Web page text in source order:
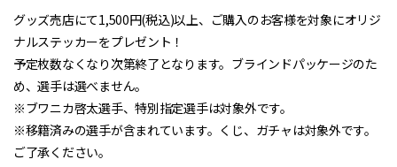
グッズ売店にて1,500円(税込)以上、ご購入のお客様を対象にオリジ
ナルステッカーをプレゼント！
予定枚数なくなり次第終了となります。ブラインドパッケージのた
め、選手は選べません。
※ブワニカ啓太選手、特別指定選手は対象外です。
※移籍済みの選手が含まれています。くじ、ガチャは対象外です。
ご了承ください。